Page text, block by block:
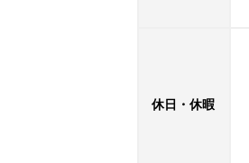
休日・休暇